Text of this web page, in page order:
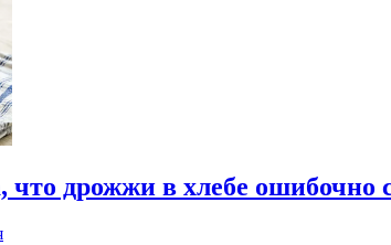
что дрожжи в хлебе